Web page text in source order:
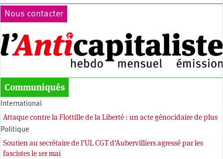
Nous contacter
Communiqués
International
Attaque contre la Flottille de la Liberté : un acte génocidaire de plus
Politique
Soutien au secrétaire de l'UL CGT d'Aubervilliers agressé par les
fascistes le 1er mai